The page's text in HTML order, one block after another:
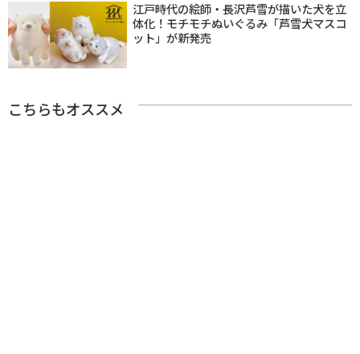
江戸時代の絵師・長沢芦雪が描いた犬を立
体化！モチモチぬいぐるみ「芦雪犬マスコ
ット」が新発売
こちらもオススメ